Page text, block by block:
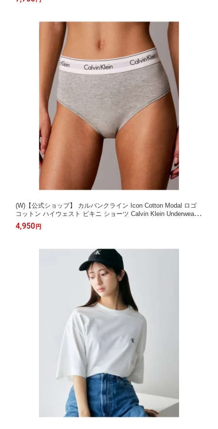
ンツ・トランクス ホワイト【送料無料】[Rakuten Fashion]
(W)【公式ショップ】 カルバンクライン Icon Cotton Modal ロゴ
コットン ハイウェスト ビキニ ショーツ Calvin Klein Underwear
QF8525 Calvin Klein Underwear カルバン・クライン インナー・
ルームウェア ショーツ ブラック グレー【送料無料】[Rakuten Fa
4,950 円